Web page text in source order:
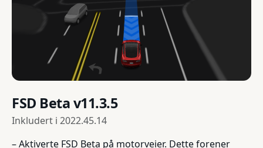
FSD Beta v11.3.5
Inkludert i 2022.45.14
– Aktiverte FSD Beta på motorveier. Dette forener